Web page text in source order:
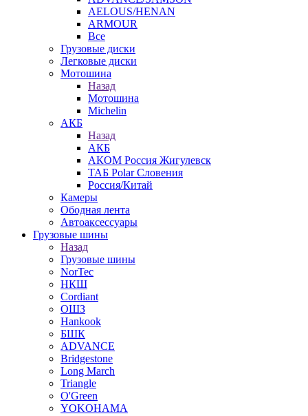
AELOUS/HENAN
ARMOUR
Все
Грузовые диски
Легковые диски
Мотошина
Назад
Мотошина
Michelin
АКБ
Назад
АКБ
АКОМ Россия Жигулевск
ТАБ Polar Словения
Россия/Китай
Камеры
Ободная лента
Автоаксессуары
Грузовые шины
Назад
Грузовые шины
NorTec
НКШ
Cordiant
ОШЗ
Hankook
БШК
ADVANCE
Bridgestone
Long March
Triangle
O'Green
YOKOHAMA